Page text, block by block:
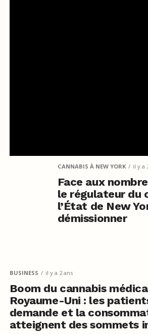
CANNABIS À NEW YORK il y a
Face aux
le régulateur du
l’État de New
démissionner
BUSINESS il y a 2 ans
Boom du cannabis
Royaume-Uni : les
demande et la
atteignent des sommets